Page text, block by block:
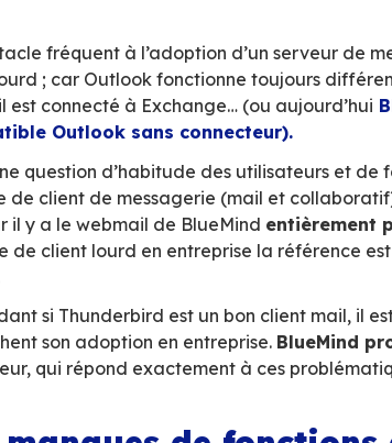
Un obstacle fréquent à l’adoption
lorsqu’il est connecté à Exchange…
compatible Outlook sans
nombre de client de messagerie